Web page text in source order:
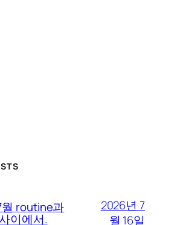
routine과
이에서.
2026년 7
월 16일